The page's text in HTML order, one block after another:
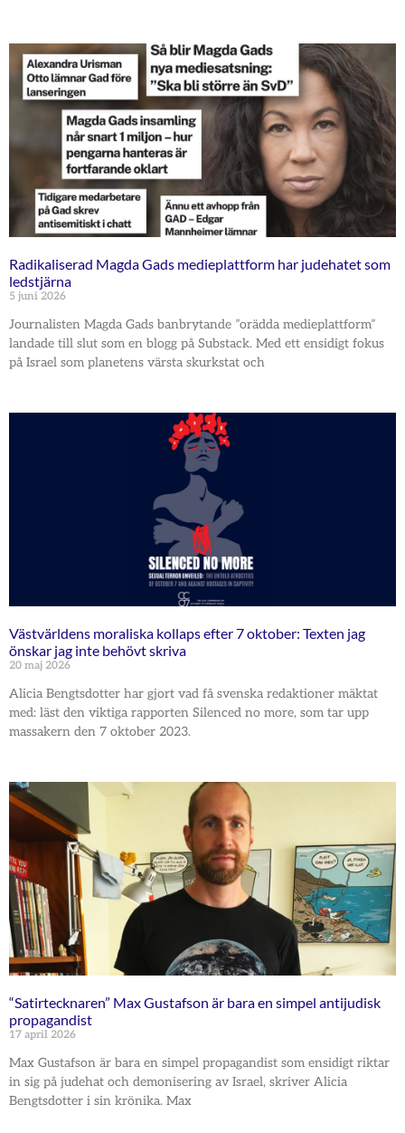
Radikaliserad Magda Gads medieplattform har judehatet som
ledstjärna
5 juni 2026
Journalisten Magda Gads banbrytande ”orädda medieplattform”
landade till slut som en blogg på Substack. Med ett ensidigt fokus
på Israel som planetens värsta skurkstat och
Västvärldens moraliska kollaps efter 7 oktober: Texten jag
önskar jag inte behövt skriva
20 maj 2026
Alicia Bengtsdotter har gjort vad få svenska redaktioner mäktat
med: läst den viktiga rapporten Silenced no more, som tar upp
massakern den 7 oktober 2023.
“Satirtecknaren” Max Gustafson är bara en simpel antijudisk
propagandist
17 april 2026
Max Gustafson är bara en simpel propagandist som ensidigt riktar
in sig på judehat och demonisering av Israel, skriver Alicia
Bengtsdotter i sin krönika. Max